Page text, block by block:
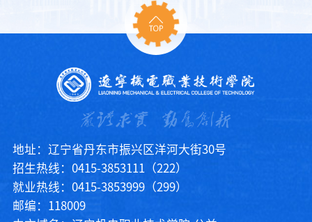
地址：辽宁省丹东市振兴区洋河大街30号
招生热线：0415-3853111（222）
就业热线：0415-3853999（299）
邮编：118009